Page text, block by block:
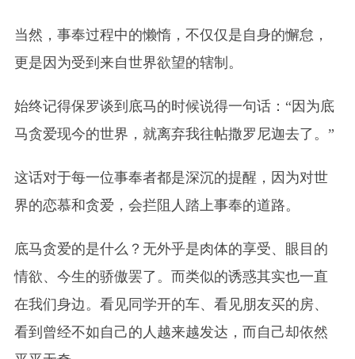
当然，事奉过程中的懒惰，不仅仅是自身的懈怠，
更是因为受到来自世界欲望的辖制。
始终记得保罗谈到底马的时候说得一句话：“因为底
马贪爱现今的世界，就离弃我往帖撒罗尼迦去了。”
这话对于每一位事奉者都是深沉的提醒，因为对世
界的恋慕和贪爱，会拦阻人踏上事奉的道路。
底马贪爱的是什么？无外乎是肉体的享受、眼目的
情欲、今生的骄傲罢了。而类似的诱惑其实也一直
在我们身边。看见同学开的车、看见朋友买的房、
看到曾经不如自己的人越来越发达，而自己却依然